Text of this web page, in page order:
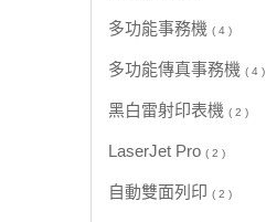
多功能事務機 ( 4 )
多功能傳真事務機 ( 4 )
黑白雷射印表機 ( 2 )
LaserJet Pro ( 2 )
自動雙面列印 ( 2 )